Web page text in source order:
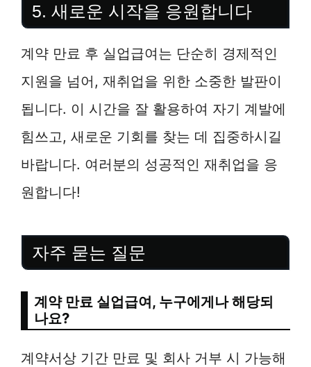
5. 새로운 시작을 응원합니다
계약 만료 후 실업급여는 단순히 경제적인
지원을 넘어, 재취업을 위한 소중한 발판이
됩니다. 이 시간을 잘 활용하여 자기 계발에
힘쓰고, 새로운 기회를 찾는 데 집중하시길
바랍니다. 여러분의 성공적인 재취업을 응
원합니다!
자주 묻는 질문
계약 만료 실업급여, 누구에게나 해당되
나요?
계약서상 기간 만료 및 회사 거부 시 가능해